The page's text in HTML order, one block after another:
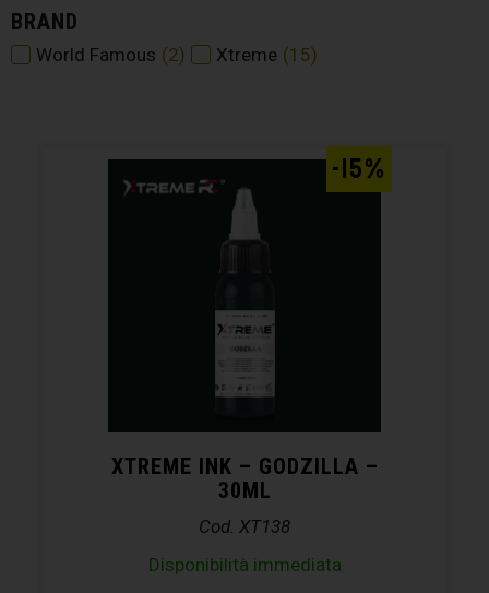
BRAND
World Famous (2) Xtreme (15)
XTREME INK – GODZILLA –
30ML
Cod. XT138
Disponibilità immediata
-15%